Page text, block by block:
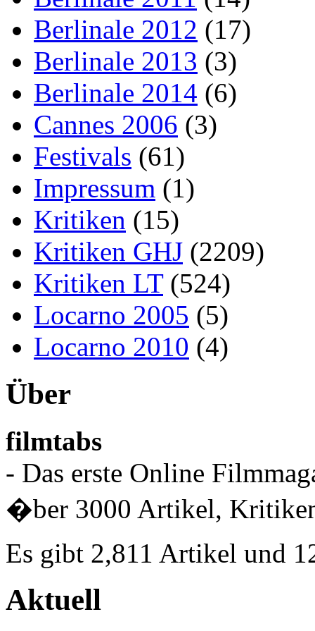
Berlinale 2012 (17)
Berlinale 2013 (3)
Berlinale 2014 (6)
Cannes 2006 (3)
Festivals (61)
Impressum (1)
Kritiken (15)
Kritiken GHJ (2209)
Kritiken LT(524)
Locarno 2005 (5)
Locarno 2010 (4)
Über
filmtabs
- Das erste Online
�ber 3000 Artikel,
Es gibt 2,811 Artikel und
Aktuell